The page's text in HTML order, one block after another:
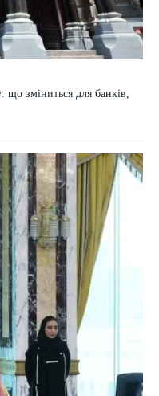
зміниться для банків,